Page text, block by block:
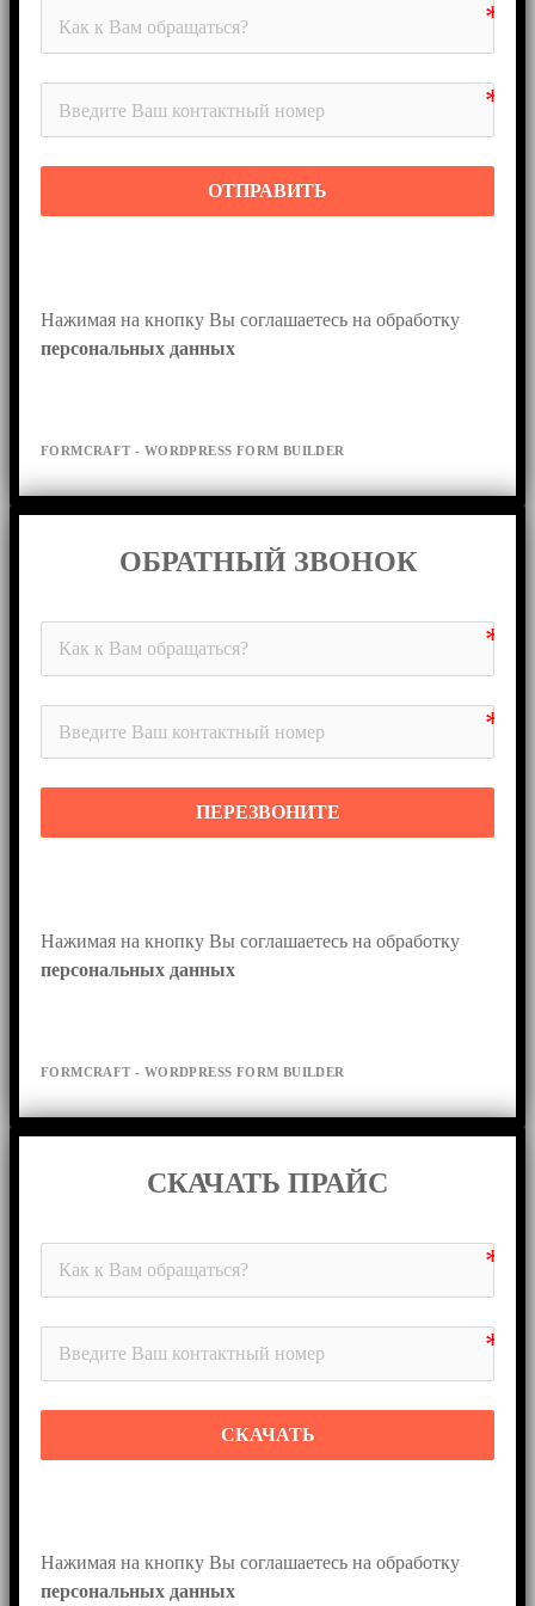
ОТПРАВИТЬ
персональных данных
FORMCRAFT - WORDPRESS FORM BUILDER
ОБРАТНЫЙ ЗВОНОК
ПЕРЕЗВОНИТЕ
персональных данных
FORMCRAFT - WORDPRESS FORM BUILDER
СКАЧАТЬ ПРАЙС
СКАЧАТЬ
персональных данных